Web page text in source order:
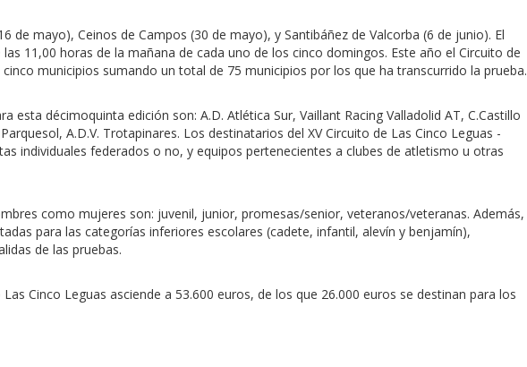
de mayo), Ceinos de Campos (30 de mayo), y Santibáñez de Valcorba (6 de junio). El
11,00 horas de la mañana de cada uno de los cinco domingos. Este año el Circuito de
municipios sumando un total de 75 municipios por los que ha transcurrido la prueba.
esta décimoquinta edición son: A.D. Atlética Sur, Vaillant Racing Valladolid AT, C.Castillo
A.D.V. Trotapinares. Los destinatarios del XV Circuito de Las Cinco Leguas -
individuales federados o no, y equipos pertenecientes a clubes de atletismo u otras
como mujeres son: juvenil, junior, promesas/senior, veteranos/veteranas. Además,
para las categorías inferiores escolares (cadete, infantil, alevín y benjamín),
de las pruebas.
Cinco Leguas asciende a 53.600 euros, de los que 26.000 euros se destinan para los